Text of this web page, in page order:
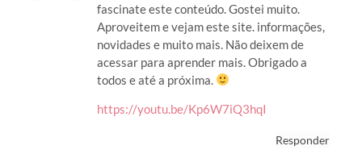
fascinate este conteúdo. Gostei muito.
Aproveitem e vejam este site. informações,
novidades e muito mais. Não deixem de
acessar para aprender mais. Obrigado a
todos e até a próxima.
https://youtu.be/Kp6W7iQ3hqI
Responder